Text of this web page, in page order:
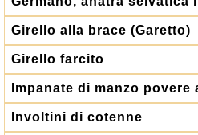
Girello alla brace (Garetto)
Girello farcito
Impanate di manzo povere
Involtini di cotenne